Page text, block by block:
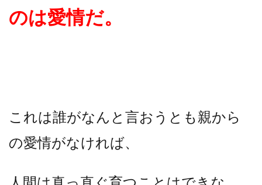
のは愛情だ。
これは誰がなんと言おうとも親から
の愛情がなければ、